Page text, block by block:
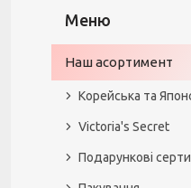
Наш асортимент
Корейська та
Victoria's Secret
Подарункові